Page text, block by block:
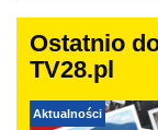
Ostatnio
TV28.pl
Aktualności